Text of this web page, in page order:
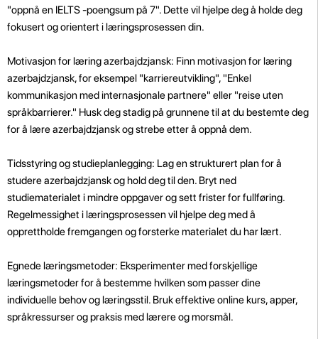
"oppnå en IELTS -poengsum på 7". Dette vil hjelpe deg å holde deg
fokusert og orientert i læringsprosessen din.
Motivasjon for læring azerbajdzjansk: Finn motivasjon for læring
azerbajdzjansk, for eksempel "karriereutvikling", "Enkel
kommunikasjon med internasjonale partnere" eller "reise uten
språkbarrierer." Husk deg stadig på grunnene til at du bestemte deg
for å lære azerbajdzjansk og strebe etter å oppnå dem.
Tidsstyring og studieplanlegging: Lag en strukturert plan for å
studere azerbajdzjansk og hold deg til den. Bryt ned
studiematerialet i mindre oppgaver og sett frister for fullføring.
Regelmessighet i læringsprosessen vil hjelpe deg med å
opprettholde fremgangen og forsterke materialet du har lært.
Egnede læringsmetoder: Eksperimenter med forskjellige
læringsmetoder for å bestemme hvilken som passer dine
individuelle behov og læringsstil. Bruk effektive online kurs, apper,
språkressurser og praksis med lærere og morsmål.